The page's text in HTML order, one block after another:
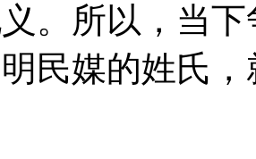
。所以，当
民媒的姓氏